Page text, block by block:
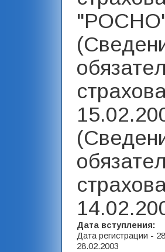
"РОСНО"
Дата вступления:
Дата регистрации -
28.02.2003